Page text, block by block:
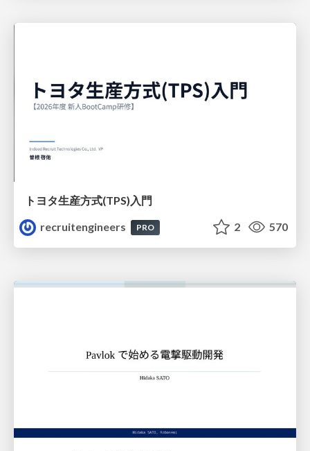
トヨタ⽣産⽅式(TPS)⼊⾨
recruitengineers
PRO 2 570